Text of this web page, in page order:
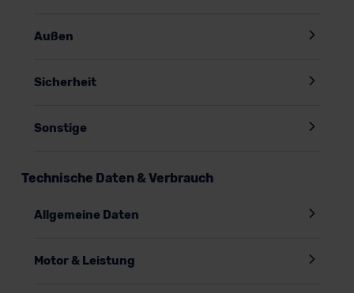
Außen
Sicherheit
Sonstige
Technische Daten & Verbrauch
Allgemeine Daten
Motor & Leistung